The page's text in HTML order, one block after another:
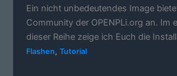
Ein nicht unbedeutendes Image
Community der OPENPLi.org an. Im
dieser Reihe zeige ich Euch die
Flashen,Tutorial